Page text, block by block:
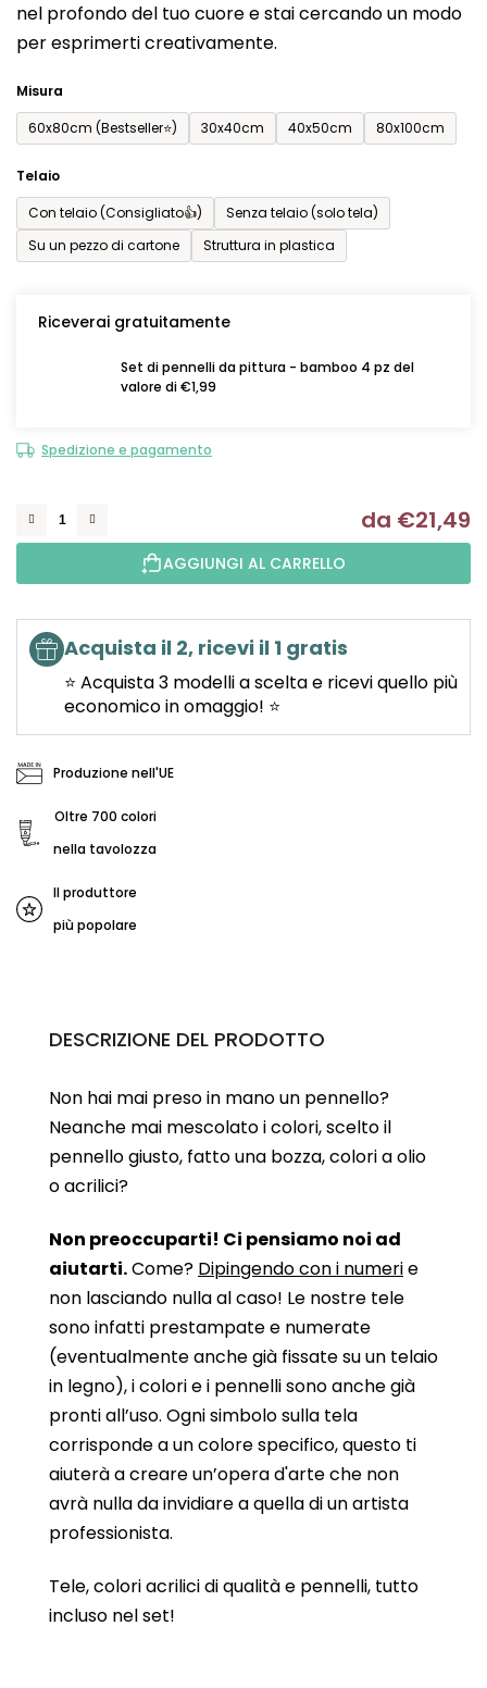
nel profondo del tuo cuore e stai cercando un modo
per esprimerti creativamente.
Misura
60x80cm (Bestseller⭐)
30x40cm 40x50cm 80x100cm
Telaio
Con telaio (Consigliato👍)
Senza telaio (solo tela)
Su un pezzo di cartone
Struttura in plastica
Riceverai gratuitamente
Set di pennelli da pittura - bamboo 4 pz del
valore di €1,99
Spedizione e pagamento
da €21,49
AGGIUNGI AL CARRELLO
Acquista il 2, ricevi il 1 gratis
⭐ Acquista 3 modelli a scelta e ricevi quello più
economico in omaggio! ⭐
Produzione nell'UE
Oltre 700 colori
nella tavolozza
Il produttore
più popolare
DESCRIZIONE DEL PRODOTTO
Non hai mai preso in mano un pennello?
Neanche mai mescolato i colori, scelto il
pennello giusto, fatto una bozza, colori a olio
o acrilici?
Non preoccuparti! Ci pensiamo noi ad
aiutarti.Come? Dipingendo con i numerie
non lasciando nulla al caso! Le nostre tele
sono infatti prestampate e numerate
(eventualmente anche già fissate su un telaio
in legno), i colori e i pennelli sono anche già
pronti all’uso. Ogni simbolo sulla tela
corrisponde a un colore specifico, questo ti
aiuterà a creare un’opera d'arte che non
avrà nulla da invidiare a quella di un artista
professionista.
Tele, colori acrilici di qualità e pennelli, tutto
incluso nel set!